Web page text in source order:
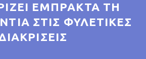
ΈΜΠΡΑΚΤΑ ΤΗ
ΣΤΙΣ ΦΥΛΕΤΙΚΈΣ